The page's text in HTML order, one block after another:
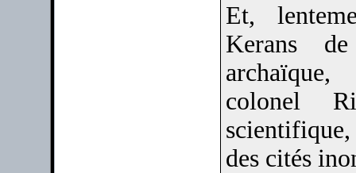
Et,
Kerans
colonel
des cités